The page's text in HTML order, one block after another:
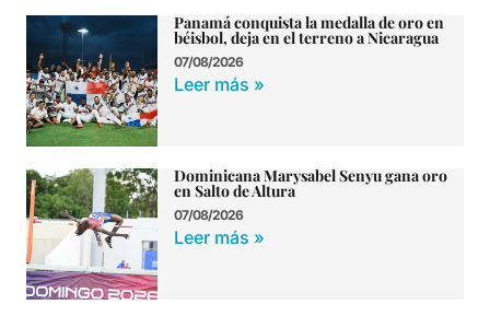
Panamá conquista la medalla de oro en
béisbol, deja en el terreno a Nicaragua
07/08/2026
Leer más »
Dominicana Marysabel Senyu gana oro
en Salto de Altura
07/08/2026
Leer más »